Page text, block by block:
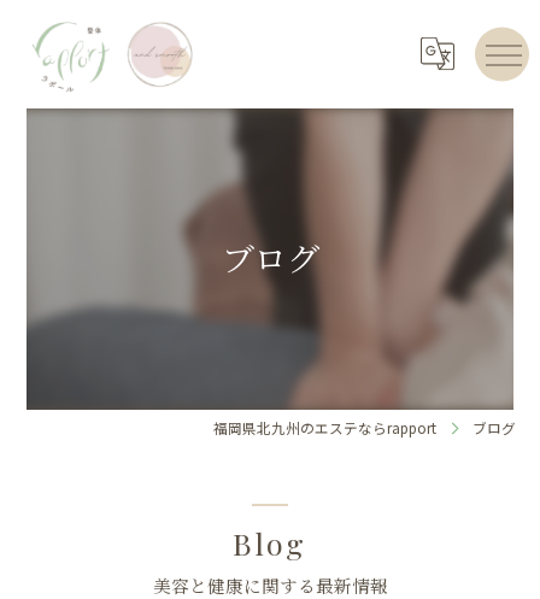
ブログ
福岡県北九州のエステならrapport ブログ
Blog
美容と健康に関する最新情報